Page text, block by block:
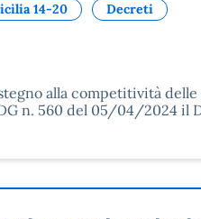
14-20 Decreti
alla competitività
n. 560 del 05/04/2024